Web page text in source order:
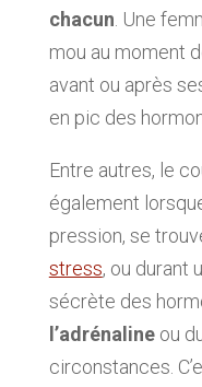
chacun. Une
mou au moment
avant ou après
en pic des
Entre autres, le
également
pression, se
stress, ou durant
sécrète des
l’adrénaline ou
circonstances.